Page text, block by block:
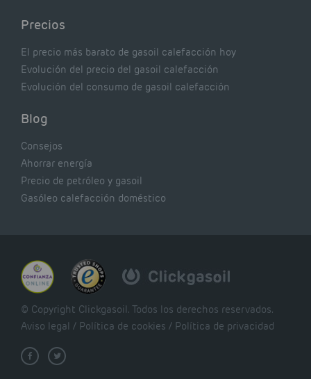
Precios
El precio más barato de gasoil calefacción hoy
Evolución del precio del gasoil calefacción
Evolución del consumo de gasoil calefacción
Blog
Consejos
Ahorrar energía
Precio de petróleo y gasoil
Gasóleo calefacción doméstico
© Copyright Clickgasoil. Todos los derechos reservados.
Aviso legal / Política de cookies / Política de privacidad